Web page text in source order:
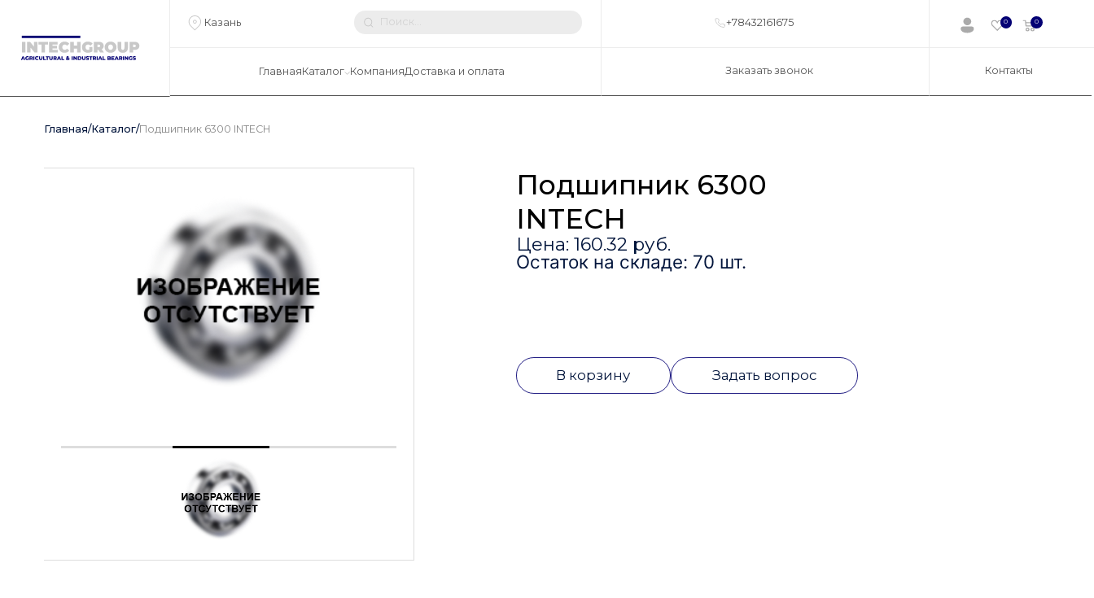
Казань +78432161675 0 0
ГлавнаяКаталог КомпанияДоставка и оплата Заказать звонок Контакты
Главная/Каталог/Подшипник 6300 INTECH
Подшипник 6300
INTECH
Цена: 160.32 руб.
Остаток на складе: 70 шт.
В корзину Задать вопрос